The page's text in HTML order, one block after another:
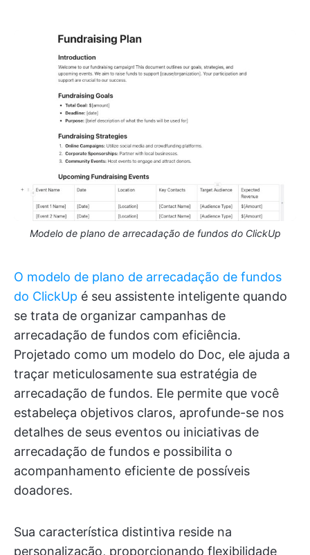
Modelo de plano de arrecadação de fundos do ClickUp
O modelo de plano de arrecadação de fundos
do ClickUp é seu assistente inteligente quando
se trata de organizar campanhas de
arrecadação de fundos com eficiência.
Projetado como um modelo do Doc, ele ajuda a
traçar meticulosamente sua estratégia de
arrecadação de fundos. Ele permite que você
estabeleça objetivos claros, aprofunde-se nos
detalhes de seus eventos ou iniciativas de
arrecadação de fundos e possibilita o
acompanhamento eficiente de possíveis
doadores.
Sua característica distintiva reside na
personalização, proporcionando flexibilidade